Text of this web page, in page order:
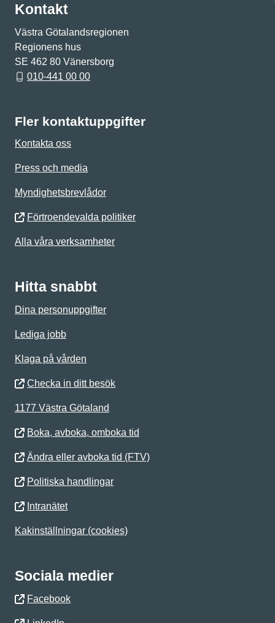
Kontakt
Västra Götalandsregionen
Regionens hus
SE 462 80 Vänersborg
010-441 00 00
Fler kontaktuppgifter
Kontakta oss
Press och media
Myndighetsbrevlådor
Förtroendevalda politiker
Alla våra verksamheter
Hitta snabbt
Dina personuppgifter
Lediga jobb
Klaga på vården
Checka in ditt besök
1177 Västra Götaland
Boka, avboka, omboka tid
Ändra eller avboka tid (FTV)
Politiska handlingar
Intranätet
Kakinställningar (cookies)
Sociala medier
Facebook